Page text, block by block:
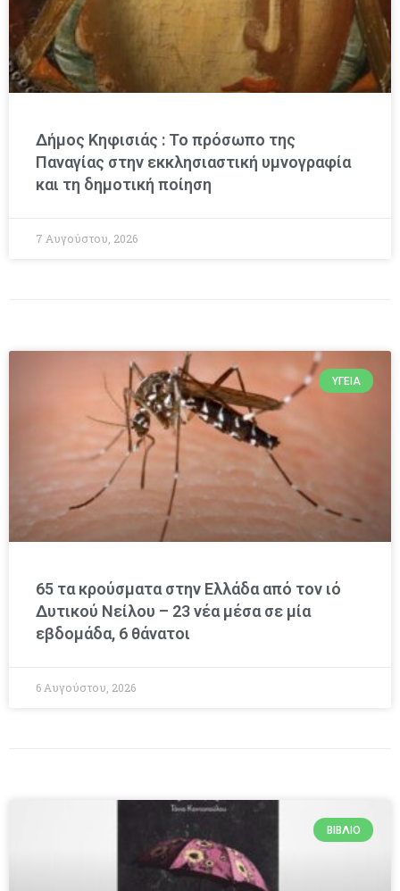
Δήμος Κηφισιάς : Το πρόσωπο της
Παναγίας στην εκκλησιαστική υμνογραφία
και τη δημοτική ποίηση
7 Αυγούστου, 2026
ΥΓΕΊΑ
65 τα κρούσματα στην Ελλάδα από τον ιό
Δυτικού Νείλου – 23 νέα μέσα σε μία
εβδομάδα, 6 θάνατοι
6 Αυγούστου, 2026
ΒΙΒΛΊΟ